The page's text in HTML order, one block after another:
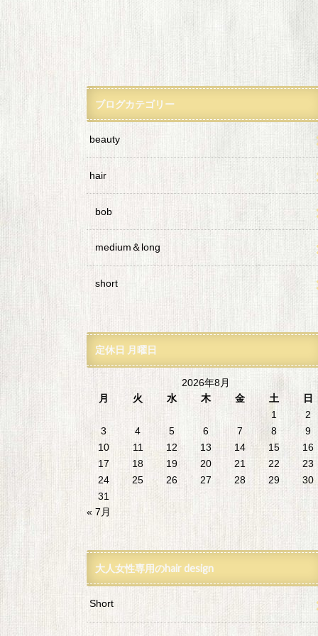
ブログカテゴリー
beauty
hair
bob
medium＆long
short
定休日 月曜日
2026年8月
月
火 水 木 金 土
日
1
2
3
4 5 6 7 8
9
10
11 12 13 14 15
16
17
18 19 20 21 22
23
24
25 26 27 28 29
30
31
« 7月
大人女性専用のhair design
Short